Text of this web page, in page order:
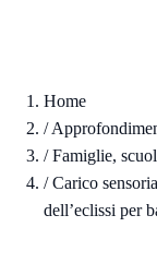
Home
/
/Famiglie,
/Carico
dell’eclissi per